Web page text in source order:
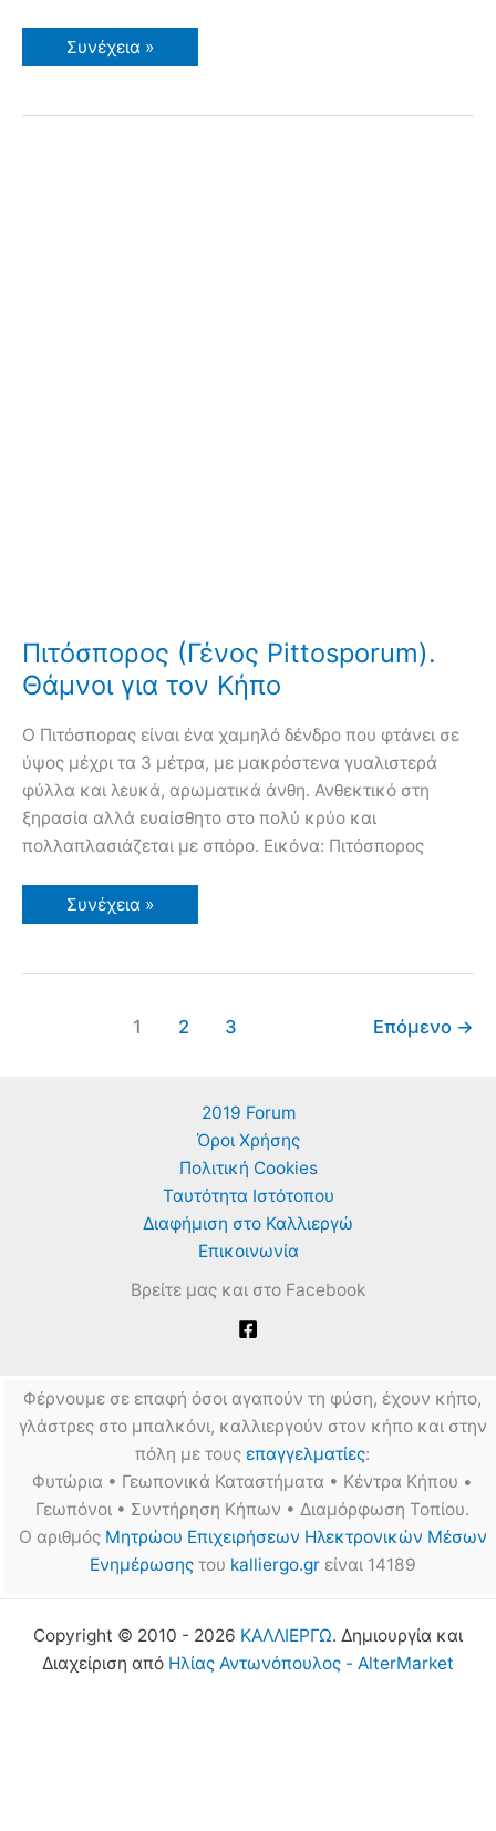
Ευώνυμο
(Γένος
για
Συνέχεια »
Πιτόσπορος (Γένος Pittosporum).
Θάμνοι για τον Κήπο
Ο Πιτόσπορας είναι ένα χαμηλό δένδρο που φτάνει σε
ύψος μέχρι τα 3 μέτρα, με μακρόστενα γυαλιστερά
φύλλα και λευκά, αρωματικά άνθη. Ανθεκτικό στη
ξηρασία αλλά ευαίσθητο στο πολύ κρύο και
πολλαπλασιάζεται με σπόρο. Εικόνα: Πιτόσπορος
Πιτόσπορος
(Γένος
για
Συνέχεια »
1 2 3 Επόμενο →
2019 Forum
Όροι Χρήσης
Πολιτική Cookies
Ταυτότητα Ιστότοπου
Διαφήμιση στο Καλλιεργώ
Επικοινωνία
Βρείτε μας και στο Facebook
Φέρνουμε σε επαφή όσοι αγαπούν τη φύση, έχουν κήπο,
γλάστρες στο μπαλκόνι, καλλιεργούν στον κήπο και στην
πόλη με τους επαγγελματίες:
Φυτώρια • Γεωπονικά Καταστήματα • Κέντρα Κήπου •
Γεωπόνοι • Συντήρηση Κήπων • Διαμόρφωση Τοπίου.
Ο αριθμός Μητρώου Επιχειρήσεων Ηλεκτρονικών Μέσων
Ενημέρωσηςτου kalliergo.grείναι 14189
Copyright © 2010 - 2026 ΚΑΛΛΙΕΡΓΩ. Δημιουργία και
Διαχείριση από Ηλίας Αντωνόπουλος - AlterMarket